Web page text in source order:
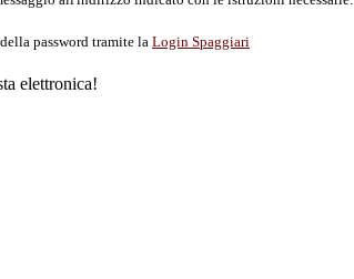
password tramite la Login Spaggiari
elettronica!